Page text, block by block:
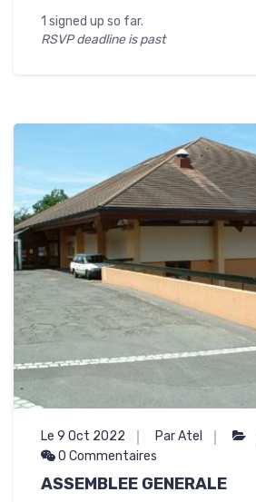
1 signed up so far.
RSVP deadline is past
Le 9 Oct 2022
Par Atel
0 Commentaires
ASSEMBLEE GENERALE